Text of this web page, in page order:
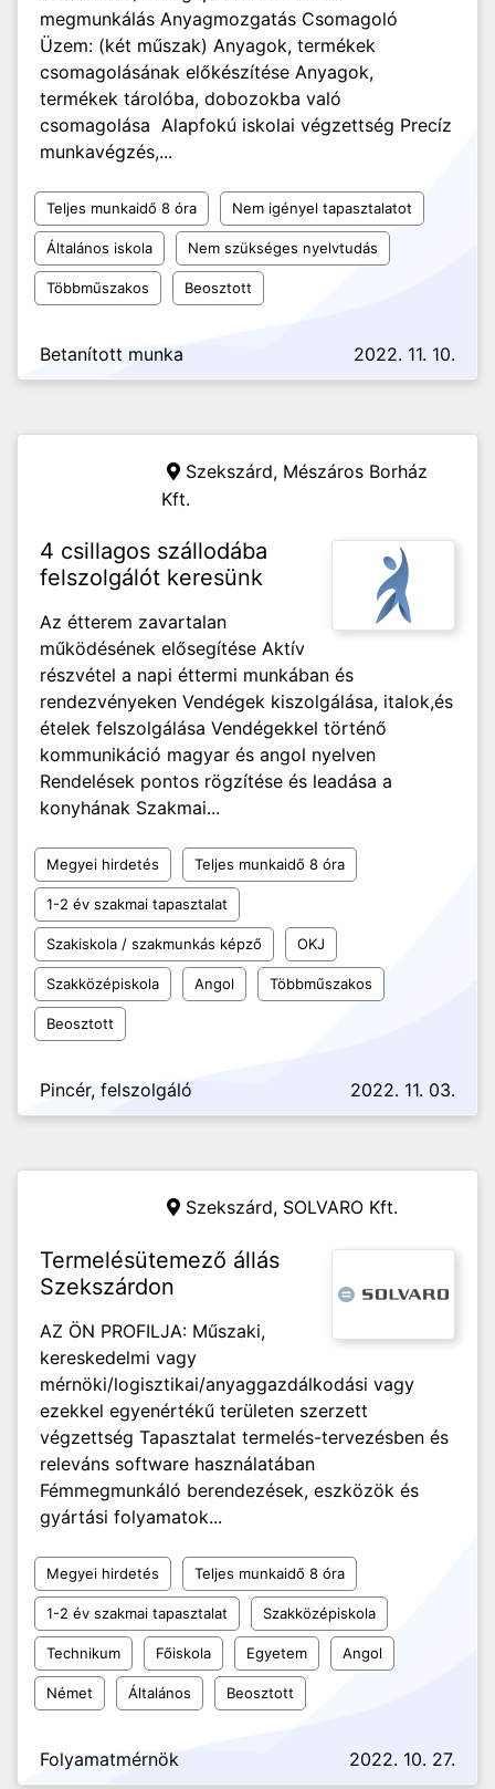
megmunkálás Anyagmozgatás Csomagoló
Üzem: (két műszak) Anyagok, termékek
csomagolásának előkészítése Anyagok,
termékek tárolóba, dobozokba való
csomagolása Alapfokú iskolai végzettség Precíz
munkavégzés,...
Teljes munkaidő 8 óra Nem igényel tapasztalatot
Általános iskola Nem szükséges nyelvtudás
Többműszakos Beosztott
Betanított munka 2022. 11. 10.
Szekszárd, Mészáros Borház
Kft.
4 csillagos szállodába
felszolgálót keresünk
Az étterem zavartalan
működésének elősegítése Aktív
részvétel a napi éttermi munkában és
rendezvényeken Vendégek kiszolgálása, italok,és
ételek felszolgálása Vendégekkel történő
kommunikáció magyar és angol nyelven
Rendelések pontos rögzítése és leadása a
konyhának Szakmai...
Megyei hirdetés Teljes munkaidő 8 óra
1-2 év szakmai tapasztalat
Szakiskola / szakmunkás képző OKJ
Szakközépiskola Angol Többműszakos
Beosztott
Pincér, felszolgáló 2022. 11. 03.
Szekszárd, SOLVARO Kft.
Termelésütemező állás
Szekszárdon
AZ ÖN PROFILJA: Műszaki,
kereskedelmi vagy
mérnöki/logisztikai/anyaggazdálkodási vagy
ezekkel egyenértékű területen szerzett
végzettség Tapasztalat termelés-tervezésben és
releváns software használatában
Fémmegmunkáló berendezések, eszközök és
gyártási folyamatok...
Megyei hirdetés Teljes munkaidő 8 óra
1-2 év szakmai tapasztalat Szakközépiskola
Technikum Főiskola Egyetem Angol
Német Általános Beosztott
Folyamatmérnök 2022. 10. 27.